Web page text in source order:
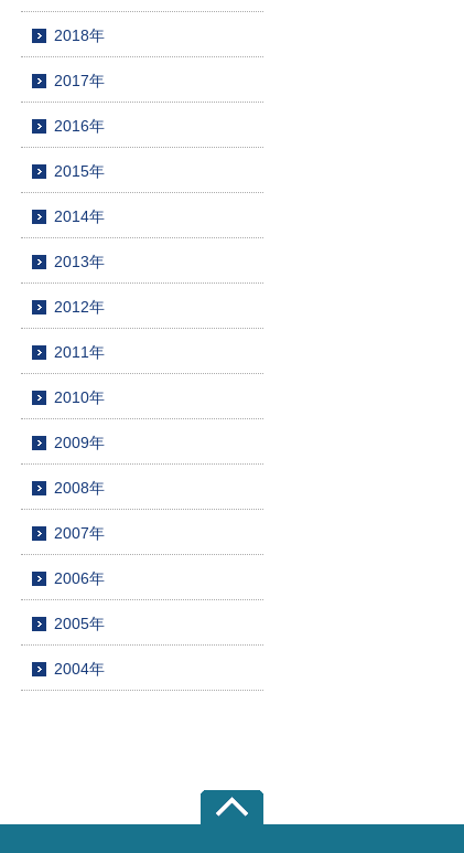
2018年
2017年
2016年
2015年
2014年
2013年
2012年
2011年
2010年
2009年
2008年
2007年
2006年
2005年
2004年